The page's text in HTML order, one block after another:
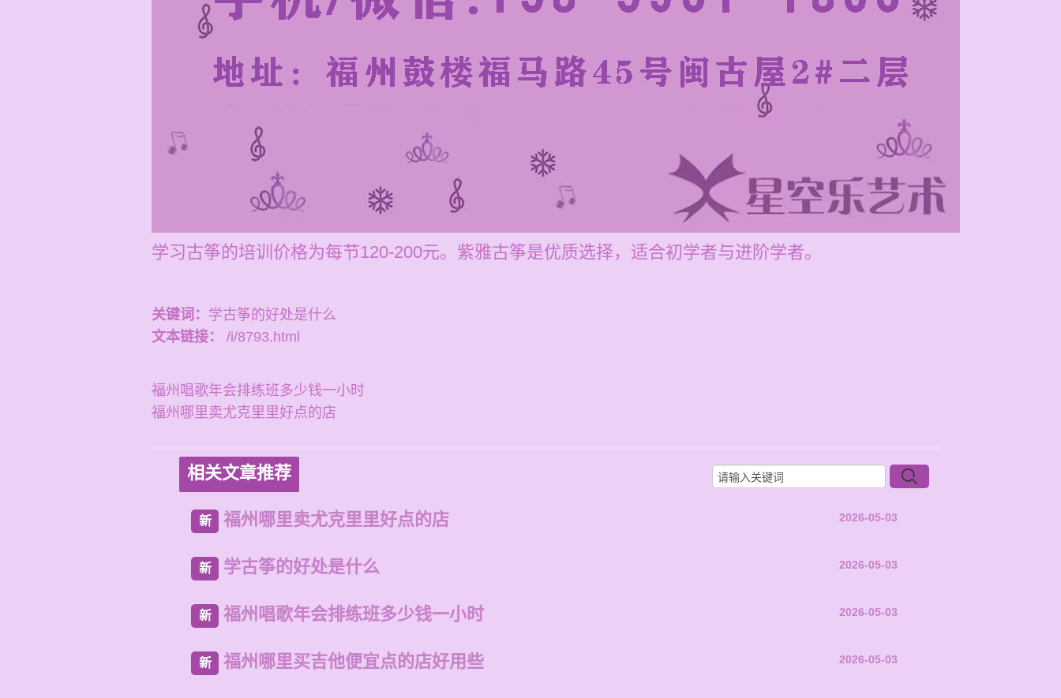
学习古筝的培训价格为每节120-200元。紫雅古筝是优质选择，适合初学者与进阶学者。
关键词： 学古筝的好处是什么
文本链接：
/i/8793.html
福州唱歌年会排练班多少钱一小时
福州哪里卖尤克里里好点的店
相关文章推荐
新 福州哪里卖尤克里里好点的店 2026-05-03
新 学古筝的好处是什么 2026-05-03
新 福州唱歌年会排练班多少钱一小时 2026-05-03
新 福州哪里买吉他便宜点的店好用些 2026-05-03